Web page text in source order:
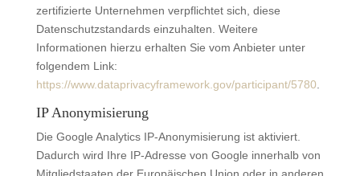
zertifizierte Unternehmen verpflichtet sich, diese
Datenschutzstandards einzuhalten. Weitere
Informationen hierzu erhalten Sie vom Anbieter unter
folgendem Link:
https://www.dataprivacyframework.gov/participant/5780.
IP Anonymisierung
Die Google Analytics IP-Anonymisierung ist aktiviert.
Dadurch wird Ihre IP-Adresse von Google innerhalb von